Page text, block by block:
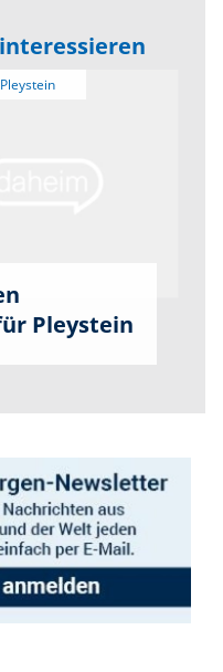
Fotoclub Pleystein
Pleystein